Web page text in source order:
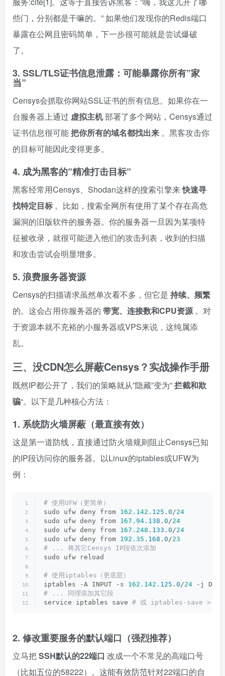
些门，分别都是干嘛的。” 如果他们发现你的Redis端口
暴露在公网且密码简单，下一步很可能就是尝试爆破
了。
3. SSL/TLS证书信息泄露：可能暴露你所有”家
当”
Censys会抓取你网站SSL证书的所有信息。如果你在一
台服务器上通过 虚拟主机部署了多个网站，Censys通过
证书信息很可能把你所有的域名都找出来 。黑客攻击你
的目标可能因此变得更多。
4. 成为黑客的”精准打击目标”
黑客经常用Censys、Shodan这样的搜索引擎来快速寻
找特定目标 。比如，搜索全网所有使用了某个存在高危
漏洞的旧版软件的服务器。你的服务器一旦因为某项特
征被收录，就很可能进入他们的攻击列表，收到的扫描
和攻击尝试会明显增多。
5. 浪费服务器资源
Censys的扫描请求虽然单次看不多，但它是 持续、频繁
的。这会占用你服务器的 带宽、连接数和CPU资源。对
于资源本就不充裕的小服务器或VPS来说，这纯属添
乱。
三、没CDN怎么屏蔽Censys？实战操作手册
既然IP都公开了，我们的策略就从”隐藏”变为”拦截和欺
骗“。以下是几种核心方法：
1. 系统防火墙屏蔽（最直接有效）
这是第一道防线，直接通过防火墙规则阻止Censys已知
的IP段访问你的服务器。以Linux的iptables或UFW为
例：
# 使用UFW（更简单）
sudo ufw deny from 162.142 . 125 . 0/24
sudo ufw deny from 167.94 . 138 . 0/24
sudo ufw deny from 167.248 . 133 . 0/24
sudo ufw deny from 192.35 . 168 . 0/23
# ... 将其它Censys IP段依次添加
sudo ufw reload
# 使用iptables（更底层）
iptables -A INPUT -s 162.142 . 125 . 0/24 -j DROP
# ... 同理添加其它段
service iptables save # 或 iptables-save > /
2. 修改重要服务的默认端口（强烈推荐）
立马把SSH默认的22端口 改成一个不常见的高端口号
（比如五位的58222）。这能有效防范针对22端口的自